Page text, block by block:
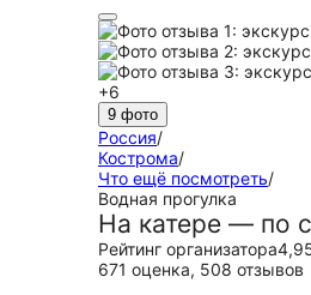
+6
9 фото
Россия/
Кострома/
Что ещё посмотреть/
Водная прогулка
На катере — по
Рейтинг организатора
671 оценка, 508 отзывов